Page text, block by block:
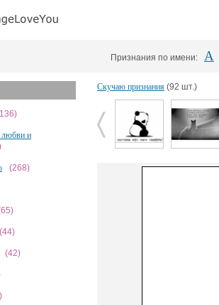
Признания по имени: А
любви и
(268)
(44)
(42)
Скучаю признания (92 шт.)